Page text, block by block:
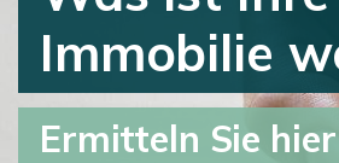
Immobilie
Ermitteln Sie